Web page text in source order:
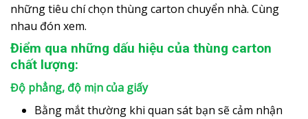
những tiêu chí chọn thùng carton chuyển nhà. Cùng
nhau đón xem.
Điểm qua những dấu hiệu của thùng carton
chất lượng:
Độ phẳng, độ mịn của giấy
Bằng mắt thường khi quan sát bạn sẽ cảm nhận